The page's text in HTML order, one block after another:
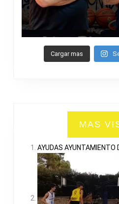
Cargar mas
MAS
AYUDAS AYUNTAMIENTO